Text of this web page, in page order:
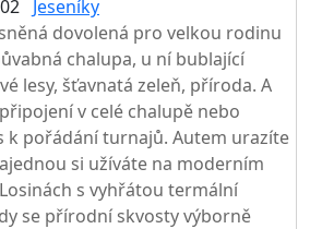
Jeseníky
dovolená pro velkou rodinu
chalupa, u ní bublající
lesy, šťavnatá zeleň, příroda. A
v celé chalupě nebo
k pořádání turnajů. Autem urazíte
si užíváte na moderním
s vyhřátou termální
se přírodní skvosty výborně